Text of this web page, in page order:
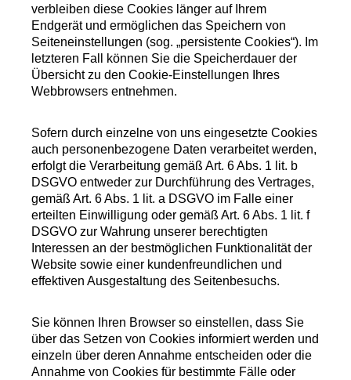
verbleiben diese Cookies länger auf Ihrem
Endgerät und ermöglichen das Speichern von
Seiteneinstellungen (sog. „persistente Cookies“). Im
letzteren Fall können Sie die Speicherdauer der
Übersicht zu den Cookie-Einstellungen Ihres
Webbrowsers entnehmen.
Sofern durch einzelne von uns eingesetzte Cookies
auch personenbezogene Daten verarbeitet werden,
erfolgt die Verarbeitung gemäß Art. 6 Abs. 1 lit. b
DSGVO entweder zur Durchführung des Vertrages,
gemäß Art. 6 Abs. 1 lit. a DSGVO im Falle einer
erteilten Einwilligung oder gemäß Art. 6 Abs. 1 lit. f
DSGVO zur Wahrung unserer berechtigten
Interessen an der bestmöglichen Funktionalität der
Website sowie einer kundenfreundlichen und
effektiven Ausgestaltung des Seitenbesuchs.
Sie können Ihren Browser so einstellen, dass Sie
über das Setzen von Cookies informiert werden und
einzeln über deren Annahme entscheiden oder die
Annahme von Cookies für bestimmte Fälle oder